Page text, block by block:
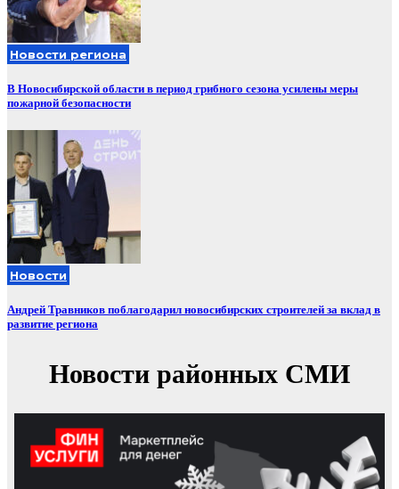
Новости региона
В Новосибирской области в период грибного сезона усилены меры
пожарной безопасности
Новости
Андрей Травников поблагодарил новосибирских строителей за вклад в
развитие региона